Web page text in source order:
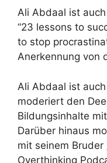
Ali Abdaal ist
“23 lessons to
to stop
Anerkennung von
Ali Abdaal ist
moderiert den
Bildungsinhalte
Darüber hinaus
mit seinem Bruder
Overthinking